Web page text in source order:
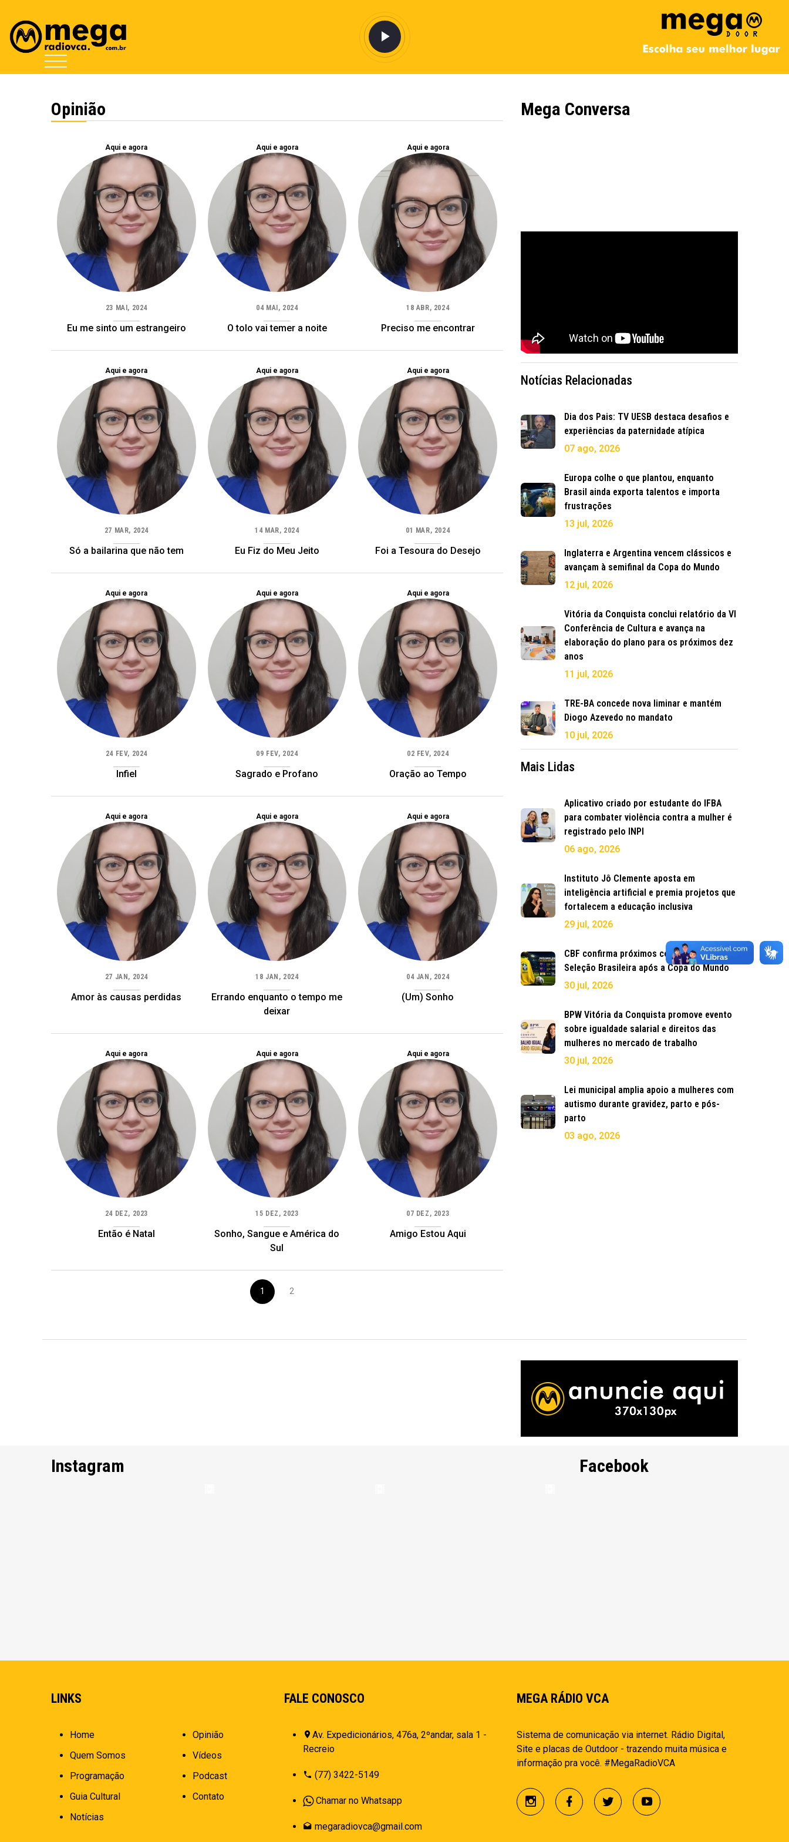
Opinião
Aqui e agora
23 MAI, 2024
Eu me sinto um estrangeiro
Aqui e agora
04 MAI, 2024
O tolo vai temer a noite
Aqui e agora
18 ABR, 2024
Preciso me encontrar
Aqui e agora
27 MAR, 2024
Só a bailarina que não tem
Aqui e agora
14 MAR, 2024
Eu Fiz do Meu Jeito
Aqui e agora
01 MAR, 2024
Foi a Tesoura do Desejo
Aqui e agora
24 FEV, 2024
Infiel
Aqui e agora
09 FEV, 2024
Sagrado e Profano
Aqui e agora
02 FEV, 2024
Oração ao Tempo
Aqui e agora
27 JAN, 2024
Amor às causas perdidas
Aqui e agora
18 JAN, 2024
Errando enquanto o tempo me
deixar
Aqui e agora
04 JAN, 2024
(Um) Sonho
Aqui e agora
24 DEZ, 2023
Então é Natal
Aqui e agora
15 DEZ, 2023
Sonho, Sangue e América do
Sul
Aqui e agora
07 DEZ, 2023
Amigo Estou Aqui
1 2
Mega Conversa
Notícias Relacionadas
Dia dos Pais: TV UESB destaca desafios e
experiências da paternidade atípica
07 ago, 2026
Europa colhe o que plantou, enquanto
Brasil ainda exporta talentos e importa
frustrações
13 jul, 2026
Inglaterra e Argentina vencem clássicos e
avançam à semifinal da Copa do Mundo
12 jul, 2026
Vitória da Conquista conclui relatório da VI
Conferência de Cultura e avança na
elaboração do plano para os próximos dez
anos
11 jul, 2026
TRE-BA concede nova liminar e mantém
Diogo Azevedo no mandato
10 jul, 2026
Mais Lidas
Aplicativo criado por estudante do IFBA
para combater violência contra a mulher é
registrado pelo INPI
06 ago, 2026
Instituto Jô Clemente aposta em
inteligência artificial e premia projetos que
fortalecem a educação inclusiva
29 jul, 2026
CBF confirma próximos compromissos da
Seleção Brasileira após a Copa do Mundo
30 jul, 2026
BPW Vitória da Conquista promove evento
sobre igualdade salarial e direitos das
mulheres no mercado de trabalho
30 jul, 2026
Lei municipal amplia apoio a mulheres com
autismo durante gravidez, parto e pós-
parto
03 ago, 2026
Instagram Facebook
LINKS
Home
Quem Somos
Programação
Guia Cultural
Notícias
Opinião
Vídeos
Podcast
Contato
FALE CONOSCO
Av. Expedicionários, 476a, 2ºandar, sala 1 -
Recreio
(77) 3422-5149
Chamar no Whatsapp
megaradiovca@gmail.com
MEGA RÁDIO VCA
Sistema de comunicação via internet. Rádio Digital,
Site e placas de Outdoor - trazendo muita música e
informação pra você. #MegaRadioVCA